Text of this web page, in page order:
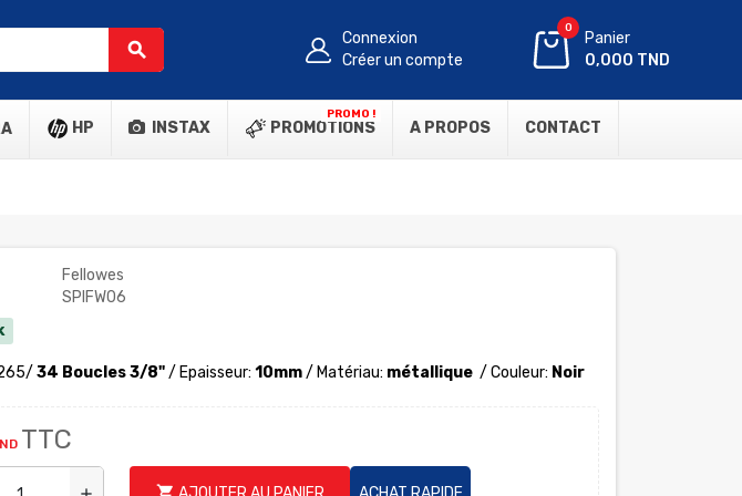
search
Connexion
Créer un compte
0
Panier
0,000 TND
HP INSTAX PROMOTIONS
PROMO !
A PROPOS CONTACT
Fellowes
SPIFW06
/ 34 Boucles 3/8"/ Epaisseur: 10mm/ Matériau: métallique / Couleur: Noir
TTC
shopping_cart